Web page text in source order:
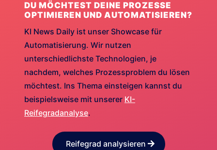
DU MÖCHTEST DEINE PROZESSE
OPTIMIEREN UND AUTOMATISIEREN?
KI News Daily ist unser Showcase für
Automatisierung. Wir nutzen
unterschiedlichste Technologien, je
nachdem, welches Prozessproblem du lösen
möchtest. Ins Thema einsteigen kannst du
beispielsweise mit unserer KI-
Reifegradanalyse.
Reifegrad analysieren